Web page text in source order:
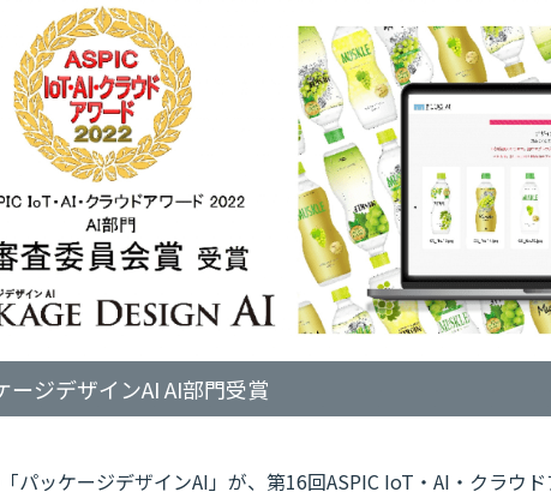
ージデザインAI AI部門受賞
パッケージデザインAI」が、第16回ASPIC IoT・AI・クラウ